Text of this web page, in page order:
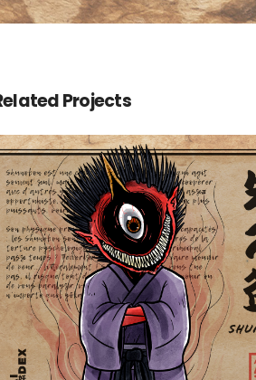
Projects
Shunobon 朱の盆
Yokaidex